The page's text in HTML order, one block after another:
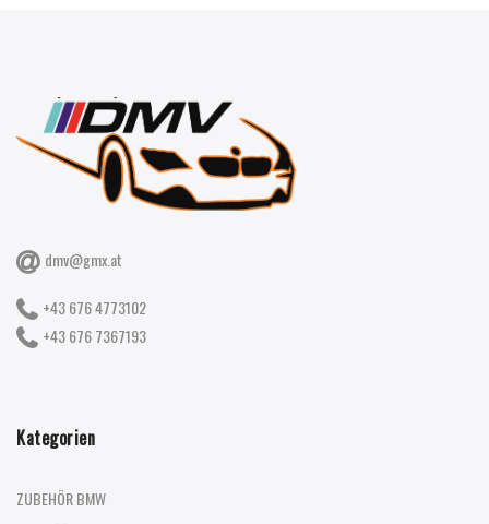
dmv@gmx.at
+43 676 4773102
+43 676 7367193
Kategorien
ZUBEHÖR BMW